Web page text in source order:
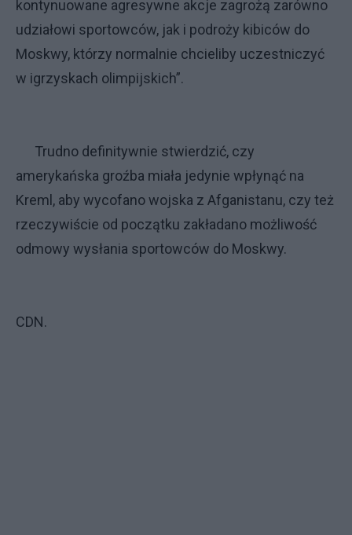
kontynuowane agresywne akcje zagrożą zarówno
udziałowi sportowców, jak i podroży kibiców do
Moskwy, którzy normalnie chcieliby uczestniczyć
w igrzyskach olimpijskich”.
Trudno definitywnie stwierdzić, czy
amerykańska groźba miała jedynie wpłynąć na
Kreml, aby wycofano wojska z Afganistanu, czy też
rzeczywiście od początku zakładano możliwość
odmowy wysłania sportowców do Moskwy.
CDN.